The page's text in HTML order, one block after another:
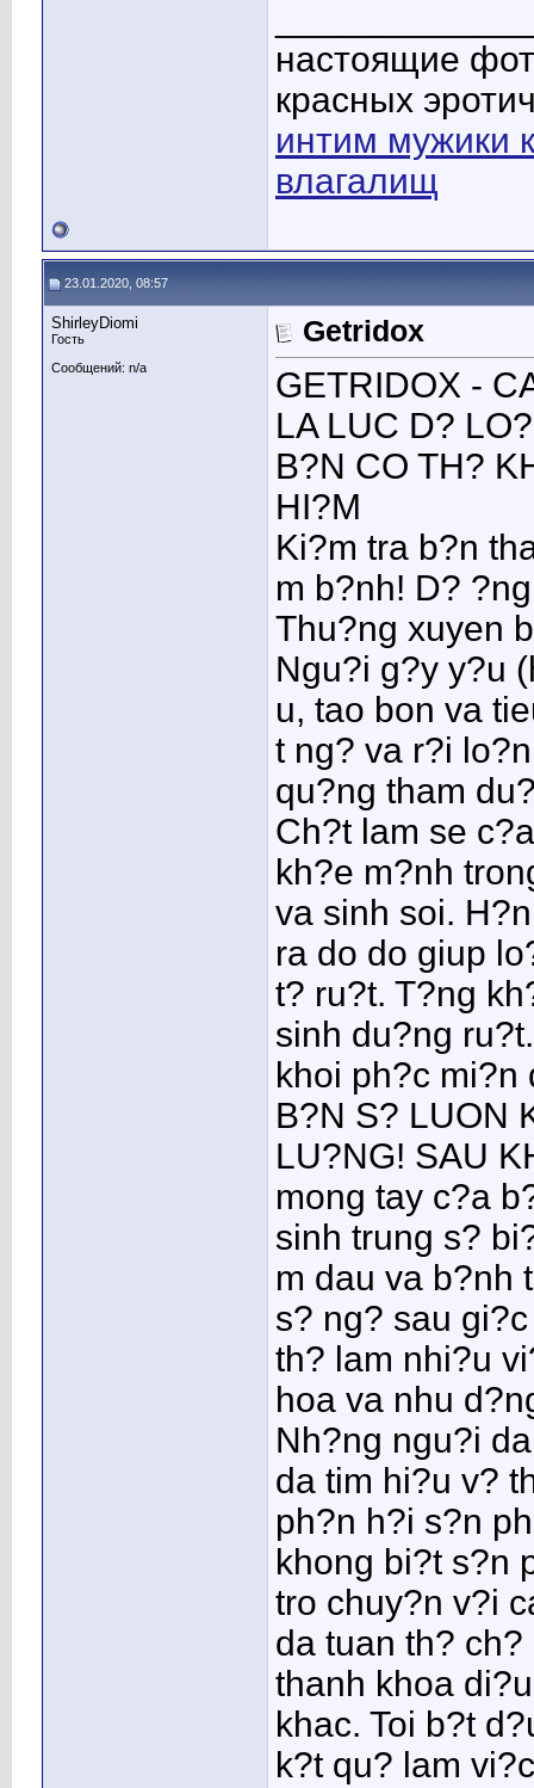
настоящие
красных
интим мужики
влагалищ
23.01.2020, 08:57
ShirleyDiomi
Гость
Сообщений: n/a
Getridox
GETRIDOX -
LA LUC D?
B?N CO TH?
HI?M
Ki?m tra b?n
m b?nh! D?
Thu?ng xuyen
Ngu?i g?y y?u
u, tao bon va
t ng? va r?i
qu?ng tham
Ch?t lam se
kh?e m?nh
va sinh soi.
ra do do giup
t? ru?t. T?ng
sinh du?ng
khoi ph?c mi?n
B?N S? LUON
LU?NG! SAU
mong tay c?a
sinh trung s?
m dau va b?nh
s? ng? sau
th? lam nhi?u
hoa va nhu
Nh?ng ngu?i
da tim hi?u v?
ph?n h?i s?n
khong bi?t s?n
tro chuy?n v?i
da tuan th?
thanh khoa
khac. Toi b?t
k?t qu? lam